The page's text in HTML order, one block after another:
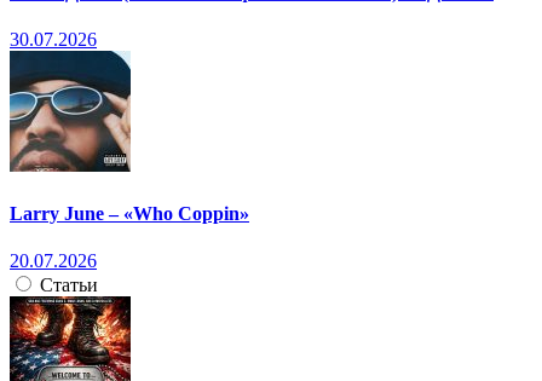
30.07.2026
Larry June – «Who Coppin»
20.07.2026
Статьи